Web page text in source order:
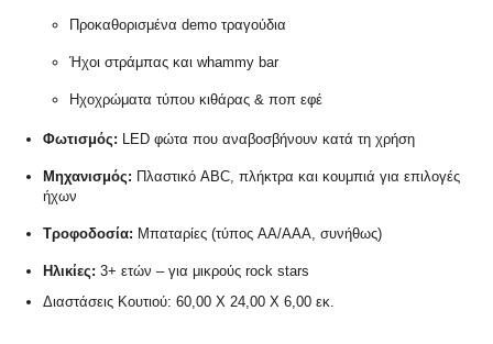
Προκαθορισμένα demo τραγούδια
Ήχοι στράμπας και whammy bar
Ηχοχρώματα τύπου κιθάρας & ποπ εφέ
Φωτισμός: LED φώτα που αναβοσβήνουν κατά τη χρήση
Μηχανισμός: Πλαστικό ABC, πλήκτρα και κουμπιά για επιλογές
ήχων
Τροφοδοσία: Μπαταρίες (τύπος AA/AAA, συνήθως)
Ηλικίες: 3+ ετών – για μικρούς rock stars
Διαστάσεις Κουτιού: 60,00 X 24,00 X 6,00 εκ.